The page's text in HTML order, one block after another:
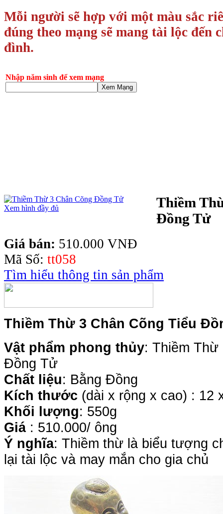
Mỗi người sẽ hợp với một màu sắc
đúng theo mạng sẽ mang tài lộc đến
đình.
Nhập năm sinh để xem mạng
Xem Mạng
Xem hình đầy đủ
Thiềm
Đồng Tử
Giá bán: 510.000 VNĐ
Mã Số: tt058
Tìm hiểu thông tin sản phẩm
Thiềm Thừ 3 Chân Cõng Tiểu
Vật phẩm phong thủy: Thiềm Thừ
Đồng Tử
Chất liệu: Bằng Đồng
Kích thước (dài x rộng x cao) : 12
Khối lượng: 550g
Giá : 510.000/ ông
Ý nghĩa: Thiềm thừ là biểu tượng
lại tài lộc và may mắn cho gia chủ